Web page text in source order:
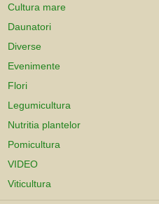
Cultura mare
Daunatori
Diverse
Evenimente
Flori
Legumicultura
Nutritia plantelor
Pomicultura
VIDEO
Viticultura